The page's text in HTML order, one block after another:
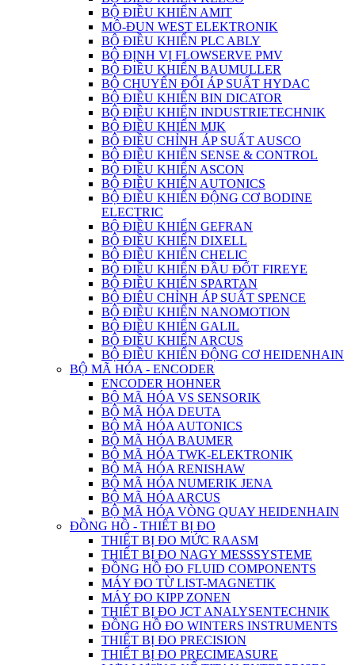
BỘ ĐIỀU KHIỂN AMIT
MÔ-ĐUN WEST ELEKTRONIK
BỘ ĐIỀU KHIỂN PLC ABLY
BỘ ĐỊNH VỊ FLOWSERVE PMV
BỘ ĐIỀU KHIỂN BAUMULLER
BỘ CHUYỂN ĐỔI ÁP SUẤT HYDAC
BỘ ĐIỀU KHIỂN BIN DICATOR
BỘ ĐIỀU KHIỂN INDUSTRIETECHNIK
BỘ ĐIỀU KHIỂN MJK
BỘ ĐIỀU CHỈNH ÁP SUẤT AUSCO
BỘ ĐIỀU KHIỂN SENSE & CONTROL
BỘ ĐIỀU KHIỂN ASCON
BỘ ĐIỀU KHIỂN AUTONICS
BỘ ĐIỀU KHIỂN ĐỘNG CƠ BODINE
ELECTRIC
BỘ ĐIỀU KHIỂN GEFRAN
BỘ ĐIỀU KHIỂN DIXELL
BỘ ĐIỀU KHIỂN CHELIC
BỘ ĐIỀU KHIỂN ĐẦU ĐỐT FIREYE
BỘ ĐIỀU KHIỂN SPARTAN
BỘ ĐIÊU CHỈNH ÁP SUẤT SPENCE
BỘ ĐIỀU KHIỂN NANOMOTION
BỘ ĐIỀU KHIỂN GALIL
BỘ ĐIỀU KHIỂN ARCUS
BỘ ĐIỀU KHIỂN ĐỘNG CƠ HEIDENHAIN
BỘ MÃ HÓA - ENCODER
ENCODER HOHNER
BỘ MÃ HÓA VS SENSORIK
BỘ MÃ HÓA DEUTA
BỘ MÃ HÓA AUTONICS
BỘ MÃ HÓA BAUMER
BỘ MÃ HÓA TWK-ELEKTRONIK
BỘ MÃ HÓA RENISHAW
BỘ MÃ HÓA NUMERIK JENA
BỘ MÃ HÓA ARCUS
BỘ MÃ HÓA VÒNG QUAY HEIDENHAIN
ĐỒNG HỒ - THIẾT BỊ ĐO
THIẾT BỊ ĐO MỨC RAASM
THIẾT BỊ ĐO NAGY MESSSYSTEME
ĐỒNG HỒ ĐO FLUID COMPONENTS
MÁY ĐO TỪ LIST-MAGNETIK
MÁY ĐO KIPP ZONEN
THIẾT BỊ ĐO JCT ANALYSENTECHNIK
ĐỒNG HỒ ĐO WINTERS INSTRUMENTS
THIẾT BỊ ĐO PRECISION
THIẾT BỊ ĐO PRECIMEASURE